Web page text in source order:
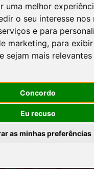
uma melhor
o seu interesse nos
e para
marketing, para exibir
sejam mais relevantes
Concordo
Eu recuso
as minhas preferências